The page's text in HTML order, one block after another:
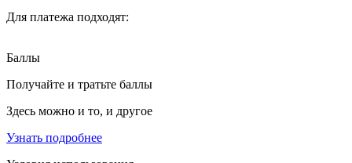
Для платежа подходят:
Баллы
Получайте и тратьте баллы
Здесь можно и то, и другое
Узнать подробнее